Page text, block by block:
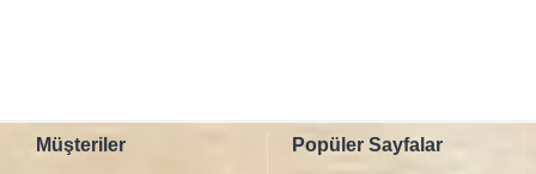
Müşteriler Popüler Sayfalar